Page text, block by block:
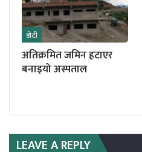
डाेटी
अतिक्रमित जमिन हटाएर
बनाइयो अस्पताल
LEAVE A REPLY